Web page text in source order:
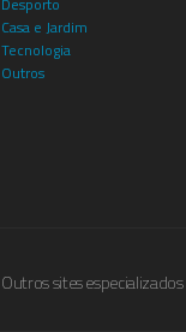
Desporto
Casa e Jardim
Tecnologia
Outros
Outros sites especializados